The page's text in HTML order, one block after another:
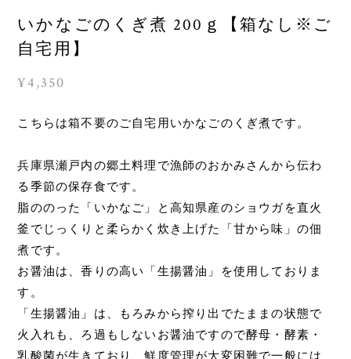
いかなごのくぎ煮 200ｇ【箱なし※ご
自宅用】
¥4,350
こちらは箱不要のご自宅用いかなごのくぎ煮です。
兵庫県瀬戸内の郷土料理で漁師のおかみさんから伝わ
る季節の保存食です。
脂ののった「いかなご」と高知県産のショウガを直火
釜でじっくりと柔らかく炊き上げた「甘から味」の佃
煮です。
お醤油は、香りの高い「生揚醤油」を使用しておりま
す。
「生揚醤油」は、もろみから搾り出でたままの状態で
火入れも、ろ過もしないお醤油ですので酵母・酵素・
乳酸菌が生きており、鮮度管理が大変困難で一般には